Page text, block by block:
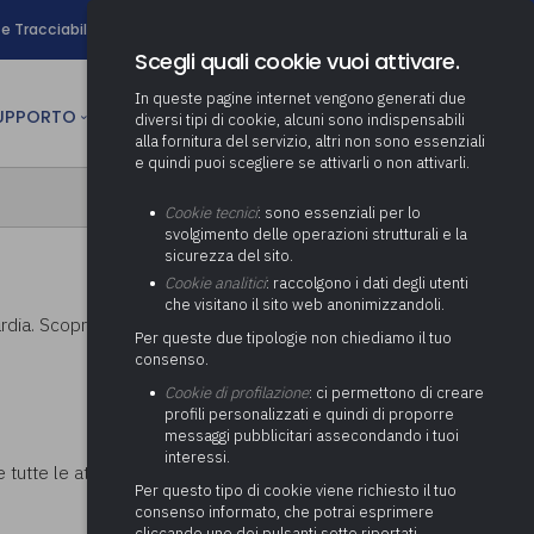
e Tracciabilità
Determinazione fondo risorse
decentrate
Pratiche previdenziali
ai comuni per l’attivazione di
(Partenariato Pubblico
Privato)
Società e organismi
adempimenti degli enti locali
Adeguamento del sistema di
gestione documentale alle
nuove linee guida sul
documento informatico
Protezione dei Dati (RPD,
altrimenti denominato Data
Protection Officer, DPO)
Supporto transizione al
digitale
Gestione IVA
Gestione IRAP
Consolidato
Relazione di fine e inizio
mandato
Supporto alla predisposizione
del Piano Economico-
Attività di supporto Gare
Energetiche (ex Legge 10/91)
Controllo Pratiche Sismiche
CULTURA person AREA RISERVATA
Scopri cosa visitare a Brinzio.
le attività da fare nei comuni della
Scegli quali cookie vuoi attivare.
In queste pagine internet vengono generati due
diversi tipi di cookie, alcuni sono indispensabili
alla fornitura del servizio, altri non sono essenziali
e quindi puoi scegliere se attivarli o non attivarli.
Cookie tecnici: sono essenziali per lo
svolgimento delle operazioni strutturali e la
sicurezza del sito.
Cookie analitici: raccolgono i dati degli utenti
che visitano il sito web anonimizzandoli.
Per queste due tipologie non chiediamo il tuo
consenso.
Cookie di profilazione: ci permettono di creare
profili personalizzati e quindi di proporre
messaggi pubblicitari assecondando i tuoi
interessi.
Per questo tipo di cookie viene richiesto il tuo
consenso informato, che potrai esprimere